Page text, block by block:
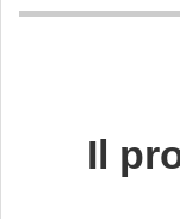
Il